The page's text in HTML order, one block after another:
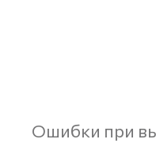
Ошибки при